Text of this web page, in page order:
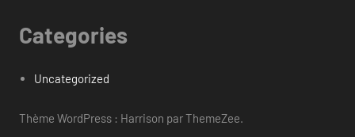
Categories
Uncategorized
Thème WordPress : Harrison par ThemeZee.